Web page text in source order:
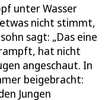
unter Wasser
nicht stimmt,
sagt: „Das eine
hat nicht
angeschaut. In
beigebracht:
Jungen